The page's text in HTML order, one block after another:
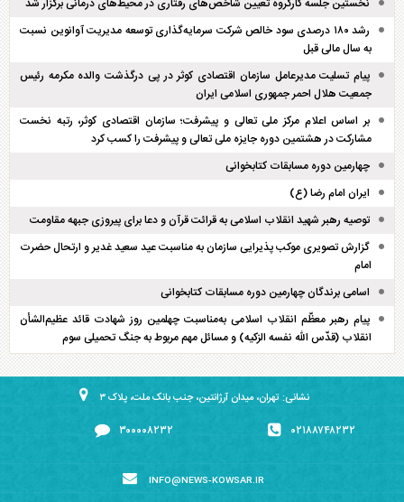
نخستین جلسه کارگروه تعیین شاخص‌های رفتاری در محیط‌های درمانی برگزار شد
رشد ۱۸۰ درصدی سود خالص شرکت سرمایه‌گذاری توسعه مدیریت آوانوین نسبت
به سال مالی قبل
پیام تسلیت مدیرعامل سازمان اقتصادی کوثر در پی درگذشت والده مکرمه رئیس
جمعیت هلال احمر جمهوری اسلامی ایران
بر اساس اعلام مرکز ملی تعالی و پیشرفت؛ سازمان اقتصادی کوثر، رتبه نخست
مشارکت در هشتمین دوره جایزه ملی تعالی و پیشرفت را کسب کرد
چهارمین دوره مسابقات کتابخوانی
ایران امام رضا (ع)
توصیه رهبر شهید انقلاب اسلامی به قرائت قرآن و دعا برای پیروزی جبهه مقاومت
گزارش تصویری موکب پذیرایی سازمان به مناسبت عید سعید غدیر و ارتحال حضرت
امام
اسامی برندگان چهارمین دوره مسابقات کتابخوانی
پیام رهبر معظّم انقلاب اسلامی به‌مناسبت چهلمین روز شهادت قائد عظیم‌الشأن
انقلاب (قدّس الله نفسه الزکیه) و مسائل مهم مربوط به جنگ تحمیلی سوم
نشانی: تهران، میدان آرژانتین، جنب بانک ملت، پلاک ۳
۰۲۱۸۸۷۴۸۲۳۲ ۳۰۰۰۰۸۲۳۲
INFO@NEWS-KOWSAR.IR